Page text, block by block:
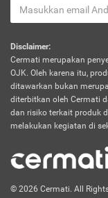
Disclaimer:
Cermati merupakan
OJK. Oleh karena itu,
ditawarkan bukan
diterbitkan oleh Cermati
dan risiko terkait produk
melakukan kegiatan di
© 2026 Cermati. All